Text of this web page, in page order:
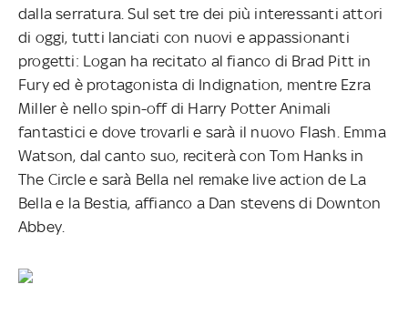
dalla serratura. Sul set tre dei più interessanti attori
di oggi, tutti lanciati con nuovi e appassionanti
progetti: Logan ha recitato al fianco di Brad Pitt in
Fury ed è protagonista di Indignation, mentre Ezra
Miller è nello spin-off di Harry Potter Animali
fantastici e dove trovarli e sarà il nuovo Flash. Emma
Watson, dal canto suo, reciterà con Tom Hanks in
The Circle e sarà Bella nel remake live action de La
Bella e la Bestia, affianco a Dan stevens di Downton
Abbey.